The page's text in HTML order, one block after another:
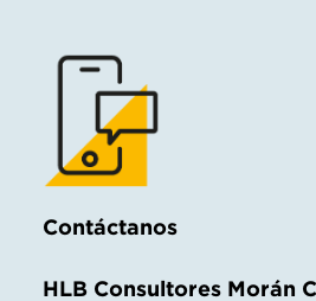
Contáctanos
HLB Consultores Morán